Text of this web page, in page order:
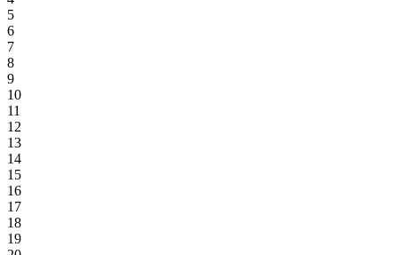
5
6
7
8
9
10
11
12
13
14
15
16
17
18
19